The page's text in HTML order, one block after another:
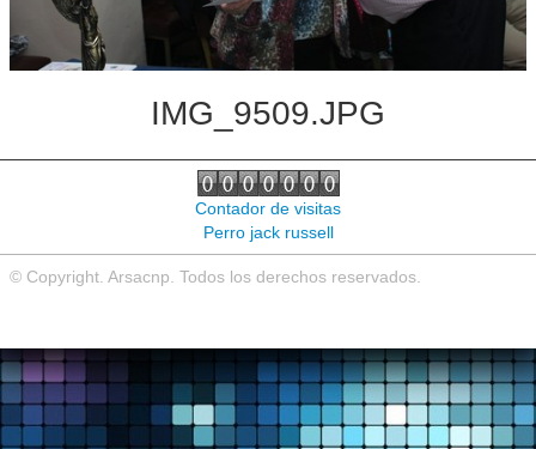
IMG_9509.JPG
Contador de visitas
Perro jack russell
© Copyright. Arsacnp. Todos los derechos reservados.